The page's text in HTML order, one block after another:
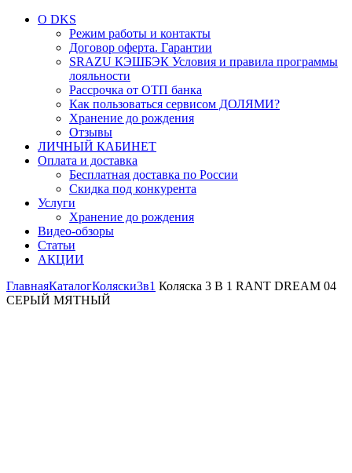
О DKS
Режим работы и контакты
Договор оферта. Гарантии
SRAZU КЭШБЭК Условия и правила программы
лояльности
Рассрочка от ОТП банка
Как пользоваться сервисом ДОЛЯМИ?
Хранение до рождения
Отзывы
ЛИЧНЫЙ КАБИНЕТ
Оплата и доставка
Бесплатная доставка по России
Скидка под конкурента
Услуги
Хранение до рождения
Видео-обзоры
Статьи
АКЦИИ
ГлавнаяКаталогКоляски3в1 Коляска 3 В 1 RANT DREAM 04
СЕРЫЙ МЯТНЫЙ